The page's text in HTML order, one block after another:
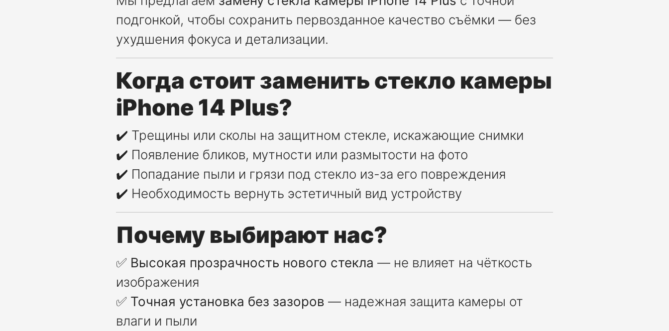
подгонкой, чтобы сохранить первозданное качество съёмки — без
ухудшения фокуса и детализации.
Когда стоит заменить стекло камеры
iPhone 14 Plus?
✔️ Трещины или сколы на защитном стекле, искажающие снимки
✔️ Появление бликов, мутности или размытости на фото
✔️ Попадание пыли и грязи под стекло из-за его повреждения
✔️ Необходимость вернуть эстетичный вид устройству
Почему выбирают нас?
✅ Высокая прозрачность нового стекла — не влияет на чёткость
изображения
✅ Точная установка без зазоров — надежная защита камеры от
влаги и пыли